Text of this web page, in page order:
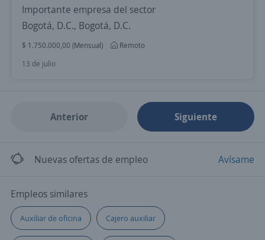
Importante empresa del sector
Bogotá, D.C., Bogotá, D.C.
$ 1.750.000,00 (Mensual)
Remoto
13 de julio
Anterior Siguiente
Nuevas ofertas de empleo Avísame
Empleos similares
Auxiliar de oficina Cajero auxiliar